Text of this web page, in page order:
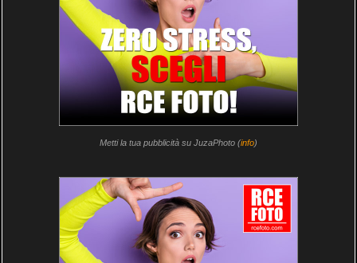
Metti la tua pubblicità su JuzaPhoto (info)